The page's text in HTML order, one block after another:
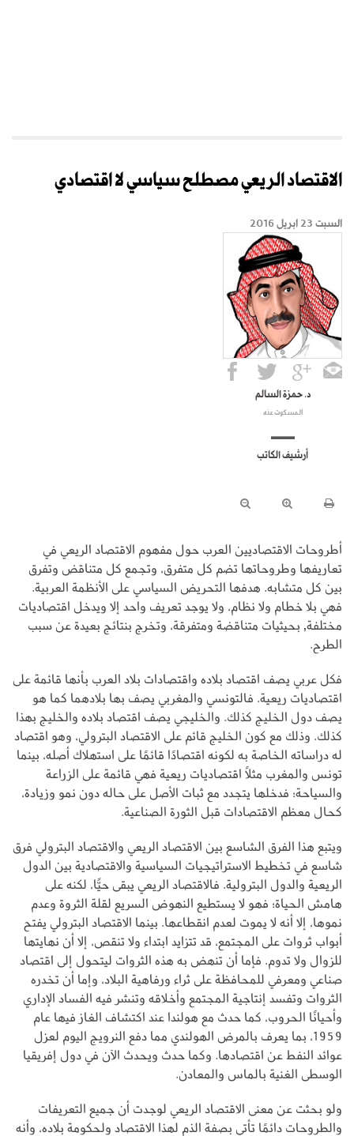
الاقتصاد الريعي مصطلح سياسي لا اقتصادي
السبت 23 ابريل 2016
د. حمزة السالم
المسكوت عنه
أرشيف الكاتب
أطروحات الاقتصاديين العرب حول مفهوم الاقتصاد الريعي في
تعاريفها وطروحاتها تضم كل متفرق، وتجمع كل متناقض وتفرق
بين كل متشابه. هدفها التحريض السياسي على الأنظمة العربية.
فهي بلا خطام ولا نظام، ولا يوجد تعريف واحد إلا ويدخل اقتصاديات
مختلفة, بحيثيات متناقضة ومتفرقة، وتخرج بنتائج بعيدة عن سبب
الطرح.
فكل عربي يصف اقتصاد بلاده واقتصادات بلاد العرب بأنها قائمة على
اقتصاديات ريعية. فالتونسي والمغربي يصف بها بلادهما كما هو
يصف دول الخليج كذلك. والخليجي يصف اقتصاد بلاده والخليج بهذا
كذلك. وذلك مع كون الخليج قائم على الاقتصاد البترولي، وهو اقتصاد
له دراساته الخاصة به لكونه اقتصادًا قائمًا على استهلاك أصله، بينما
تونس والمغرب مثلاً اقتصاديات ريعية فهي قائمة على الزراعة
والسياحة؛ فدخلها يتجدد مع ثبات الأصل على حاله دون نمو وزيادة،
كحال معظم الاقتصادات قبل الثورة الصناعية.
ويتبع هذا الفرق الشاسع بين الاقتصاد الريعي والاقتصاد البترولي فرق
شاسع في تخطيط الاستراتيجيات السياسية والاقتصادية بين الدول
الريعية والدول البترولية. فالاقتصاد الريعي يبقى حيًّا، لكنه على
هامش الحياة؛ فهو لا يستطيع النهوض السريع لقلة الثروة وعدم
نموها، إلا أنه لا يموت لعدم انقطاعها. بينما الاقتصاد البترولي يفتح
أبواب ثروات على المجتمع، قد تتزايد ابتداء ولا تنقص، إلا أن نهايتها
للزوال ولا تدوم. فإما أن تنهض به هذه الثروات ليتحول إلى اقتصاد
صناعي ومعرفي للمحافظة على ثراء ورفاهية البلاد، وإما أن تخدره
الثروات وتفسد إنتاجية المجتمع وأخلاقه وتنشر فيه الفساد الإداري
وأحيانًا الحروب، كما حدث مع هولندا عند اكتشاف الغاز فيها عام
1959، بما يعرف بالمرض الهولندي مما دفع النرويج اليوم لعزل
عوائد النفط عن اقتصادها. وكما حدث ويحدث الآن في دول إفريقيا
الوسطى الغنية بالماس والمعادن.
ولو بحثت عن معنى الاقتصاد الريعي لوجدت أن جميع التعريفات
والطروحات دائمًا تأتي بصفة الذم لهذا الاقتصاد ولحكومة بلاده، وأنه